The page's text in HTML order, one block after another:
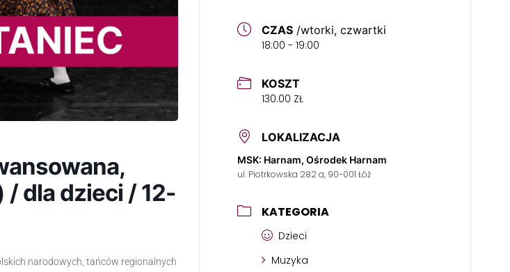
dla dzieci / 12-
narodowych, tańców regionalnych
CZAS /wtorki, czwartki
18:00 - 19:00
KOSZT
130.00 ZŁ
LOKALIZACJA
MSK: Harnam, Ośrodek Harnam
ul. Piotrkowska 282 a, 90-001 Łóź
KATEGORIA
Dzieci
Muzyka